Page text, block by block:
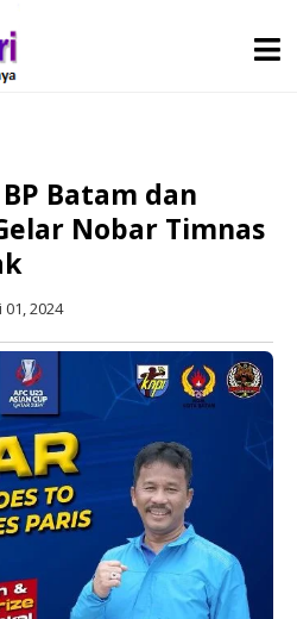
Batam dan
Nobar Timnas
01, 2024